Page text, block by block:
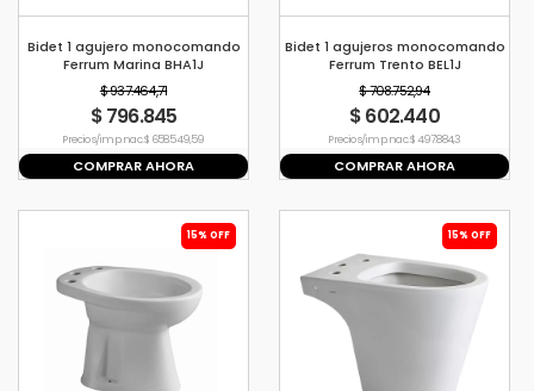
Bidet 1 agujero monocomando
Ferrum Marina BHA1J
$ 937.464,71
$ 796.845
Precio s/imp. nac. $ 658.549,59
COMPRAR AHORA
Bidet 1 agujeros monocomando
Ferrum Trento BEL1J
$ 708.752,94
$ 602.440
Precio s/imp. nac. $ 497.884,3
COMPRAR AHORA
15% OFF 15% OFF